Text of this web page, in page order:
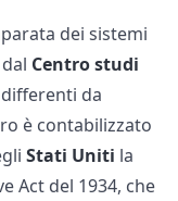
dei sistemi
Centro studi
da
è contabilizzato
Stati Uniti la
Act del 1934, che